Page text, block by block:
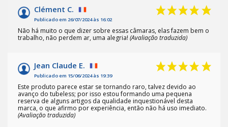
Clément C.
Publicado em 26/07/2024 às 16:02
Não há muito o que dizer sobre essas câmaras, elas fazem bem o
trabalho, não perdem ar, uma alegria! (Avaliação traduzida)
Jean Claude E.
Publicado em 15/06/2024 às 19:39
Este produto parece estar se tornando raro, talvez devido ao
avanço do tubeless; por isso estou formando uma pequena
reserva de alguns artigos da qualidade inquestionável desta
marca, o que afirmo por experiência, então não há uso imediato.
(Avaliação traduzida)